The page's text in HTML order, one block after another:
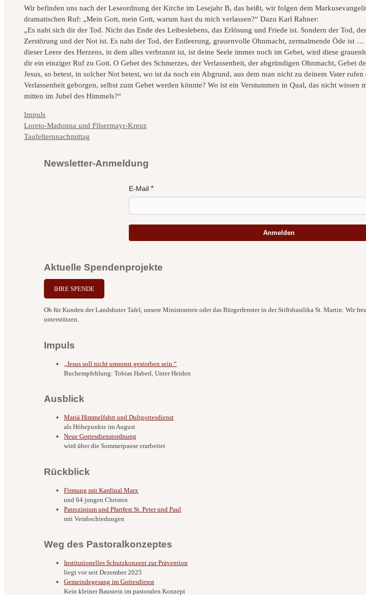
Wir befinden uns nach der Leseordnung der Kirche im Lesejahr B, das heißt, wir folgen dem
dramatischen Ruf: „Mein Gott, mein Gott, warum hast du mich verlassen?“ Dazu Karl Rahner:
„Es naht sich dir der Tod. Nicht das Ende des Leibeslebens, das Erlösung und Friede ist. Sondern der Tod,
Zerstörung und der Not ist. Es naht der Tod, der Entleerung, grauenvolle Ohnmacht, zermalmende Öde ist
dieser Leere des Herzens, in dem alles verbrannt ist, ist deine Seele immer noch im Gebet, wird diese
dir ein einziger Ruf zu Gott. O Gebet des Schmerzes, der Verlassenheit, der abgründigen Ohnmacht, Gebet
Jesus, so betest, in solcher Not betest, wo ist da noch ein Abgrund, aus dem man nicht zu deinem Vater
Verlassenheit geborgen, selbst zum Gebet werden könnte? Wo ist ein Verstummen in Qual, das nicht wissen
mitten im Jubel des Himmels?“
Kategorien
Impuls
Loreto-Madonna und Filsermayr-Kreuz
Taufelternnachmittag
Newsletter-Anmeldung
E-Mail
Anmelden
Aktuelle Spendenprojekte
IHRE SPENDE
Ob für Kunden der Landshuter Tafel, unsere Ministranten oder das Bürgerfenster in der Stiftsbasilika St. Martin: Wir
unterstützen.
Impuls
„Jesus soll nicht umsonst gestorben sein.“
Buchempfehlung: Tobias Haberl, Unter Heiden
Ausblick
Mariä Himmelfahrt und Dultgottesdienst
als Höhepunkte im August
Neue Gottesdienstordnung
wird über die Sommerpause erarbeitet
Rückblick
Firmung mit Kardinal Marx
und 64 jungen Christen
Patrozinium und Pfarrfest St. Peter und Paul
mit Verabschiedungen
Weg des Pastoralkonzeptes
Institutionelles Schutzkonzept zur Prävention
liegt vor seit Dezember 2025
Gemeindegesang im Gottesdienst
Kein kleiner Baustein im pastoralen Konzept